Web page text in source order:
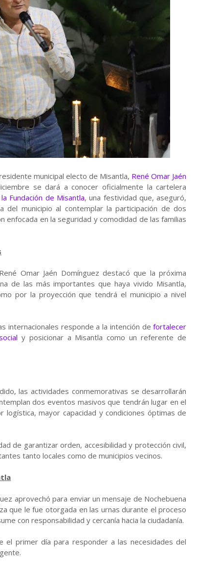
municipal electo de Misantla, René Omar Jaén
se dará a conocer oficialmente la cartelera
Fundación de Misantla, una festividad que, aseguró,
municipio al contemplar la participación de dos
enfocada en la seguridad y comodidad de las familias
Omar Jaén Domínguez destacó que la próxima
de las más importantes que haya vivido Misantla,
por la proyección que tendrá el municipio a nivel
internacionales responde a la intención defortalecer
y posicionar a Misantla como un referente de
las actividades conmemorativas se desarrollarán
dos eventos masivos que tendrán lugar en el
logística, mayor capacidad y condiciones óptimas de
de garantizar orden, accesibilidad y protección civil,
tanto locales como de municipios vecinos.
aprovechó para enviar un mensaje de Nochebuena
que le fue otorgada en las urnas durante el proceso
con responsabilidad y cercanía hacia la ciudadanía.
el primer día para responder a las necesidades del